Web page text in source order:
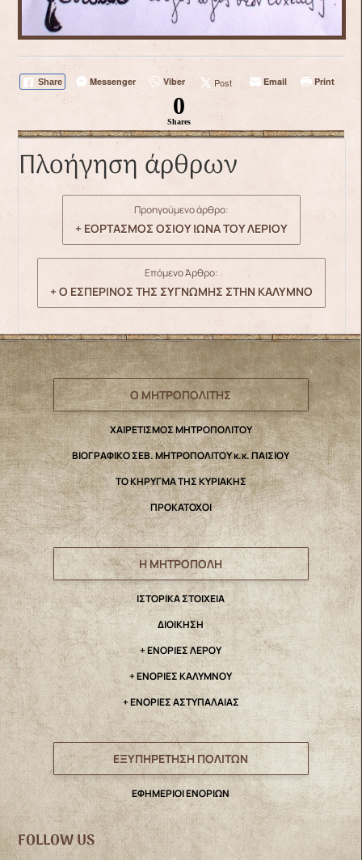
Share Messenger Viber Post Email Print
0
Shares
Πλοήγηση άρθρων
Προηγούμενο άρθρο:
+ ΕΟΡΤΑΣΜΟΣ ΟΣΙΟΥ ΙΩΝΑ ΤΟΥ ΛΕΡΙΟΥ
Επόμενο Άρθρο:
+ Ο ΕΣΠΕΡΙΝΟΣ ΤΗΣ ΣΥΓΝΩΜΗΣ ΣΤΗΝ ΚΑΛΥΜΝΟ
Ο ΜΗΤΡΟΠΟΛΙΤΗΣ
ΧΑΙΡΕΤΙΣΜΟΣ ΜΗΤΡΟΠΟΛΙΤΟΥ
ΒΙΟΓΡΑΦΙΚΟ ΣΕΒ. ΜΗΤΡΟΠΟΛΙΤΟΥ κ.κ. ΠΑΙΣΙΟΥ
ΤΟ ΚΗΡΥΓΜΑ ΤΗΣ ΚΥΡΙΑΚΗΣ
ΠΡΟΚΑΤΟΧΟΙ
Η ΜΗΤΡΟΠΟΛΗ
IΣΤΟΡΙΚΑ ΣΤΟΙΧΕΙΑ
ΔΙΟΙΚΗΣΗ
+ ΕΝΟΡΙΕΣ ΛΕΡΟΥ
+ ΕΝΟΡΙΕΣ ΚΑΛΥΜΝΟΥ
+ ΕΝΟΡΙΕΣ ΑΣΤΥΠΑΛΑΙΑΣ
ΕΞΥΠΗΡΕΤΗΣΗ ΠΟΛΙΤΩΝ
ΕΦΗΜΕΡΙΟΙ ΕΝΟΡΙΩΝ
FOLLOW US